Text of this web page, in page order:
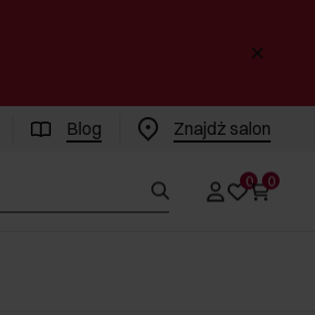
Blog Znajdż salon
0 0